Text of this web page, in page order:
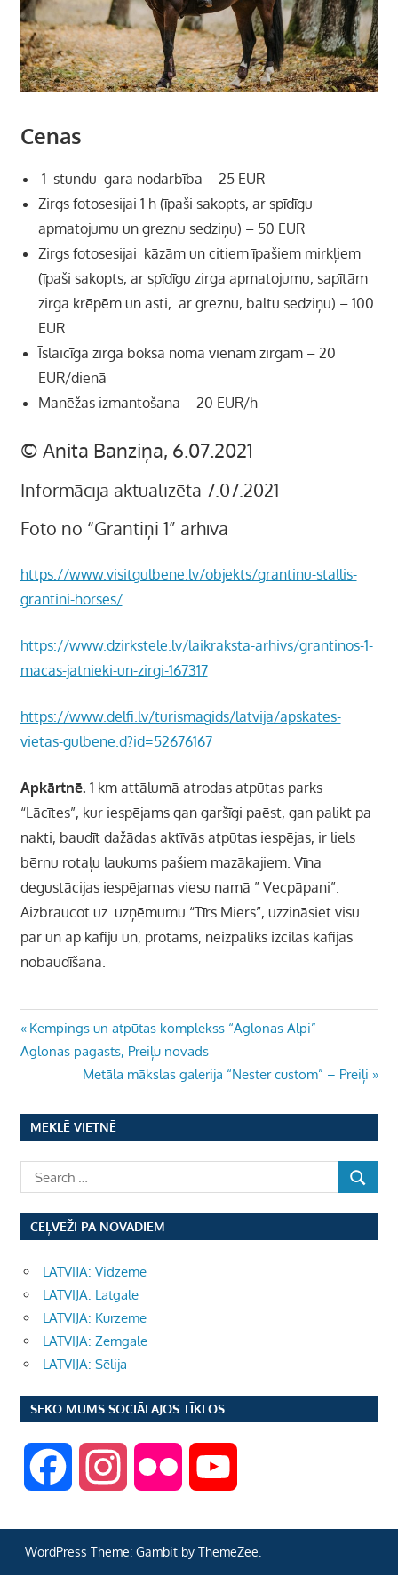
Cenas
1 stundu gara nodarbība – 25 EUR
Zirgs fotosesijai 1 h (īpaši sakopts, ar spīdīgu
apmatojumu un greznu sedziņu) – 50 EUR
Zirgs fotosesijai kāzām un citiem īpašiem mirkļiem
(īpaši sakopts, ar spīdīgu zirga apmatojumu, sapītām
zirga krēpēm un asti, ar greznu, baltu sedziņu) – 100
EUR
Īslaicīga zirga boksa noma vienam zirgam – 20
EUR/dienā
Manēžas izmantošana – 20 EUR/h
© Anita Banziņa, 6.07.2021
Informācija aktualizēta 7.07.2021
Foto no “Grantiņi 1” arhīva
https://www.visitgulbene.lv/objekts/grantinu-stallis-
grantini-horses/
https://www.dzirkstele.lv/laikraksta-arhivs/grantinos-1-
macas-jatnieki-un-zirgi-167317
https://www.delfi.lv/turismagids/latvija/apskates-
vietas-gulbene.d?id=52676167
Apkārtnē. 1 km attālumā atrodas atpūtas parks
“Lācītes”, kur iespējams gan garšīgi paēst, gan palikt pa
nakti, baudīt dažādas aktīvās atpūtas iespējas, ir liels
bērnu rotaļu laukums pašiem mazākajiem. Vīna
degustācijas iespējamas viesu namā ” Vecpāpani”.
Aizbraucot uzuzņēmumu “Tīrs Miers”, uzzināsiet visu
par un ap kafiju un, protams, neizpaliks izcilas kafijas
nobaudīšana.
Ziņu
izvēlne
Previous
Post:
Kempings un atpūtas komplekss “Aglonas Alpi” –
Aglonas pagasts, Preiļu novads
Next
Post:
Metāla mākslas galerija “Nester custom” – Preiļi
MEKLĒ VIETNĒ
CEĻVEŽI PA NOVADIEM
LATVIJA: Vidzeme
LATVIJA: Latgale
LATVIJA: Kurzeme
LATVIJA: Zemgale
LATVIJA: Sēlija
SEKO MUMS SOCIĀLAJOS TĪKLOS
c s i u
WordPress Theme: Gambit by ThemeZee.